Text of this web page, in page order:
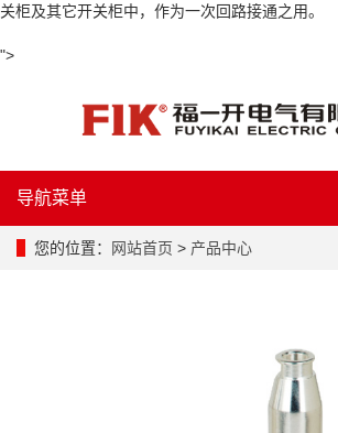
关柜及其它开关柜中，作为一次回路接通之用。
">
导航菜单
您的位置： 网站首页 > 产品中心